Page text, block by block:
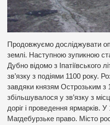
Продовжуємо досліджувати
землі. Наступною зупикною
Дубно відомо з Іпатіївського
зв’язку з подіями 1100 року.
завдяки князям Острозьким з
збільшувалося у зв’язку з
доріг і проведення ярмарків.
Магдебурзьке право. Місто